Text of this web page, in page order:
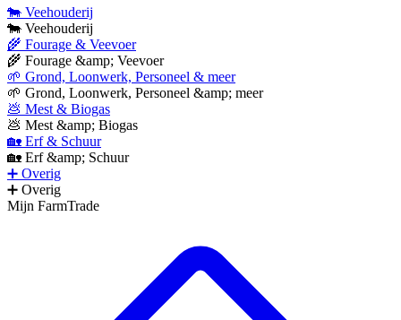
🐄 Veehouderij
🐄 Veehouderij
🌾 Fourage & Veevoer
🌾 Fourage &amp; Veevoer
🌱 Grond, Loonwerk, Personeel & meer
🌱 Grond, Loonwerk, Personeel &amp; meer
💩 Mest & Biogas
💩 Mest &amp; Biogas
🏡 Erf & Schuur
🏡 Erf &amp; Schuur
➕ Overig
➕ Overig
Mijn FarmTrade